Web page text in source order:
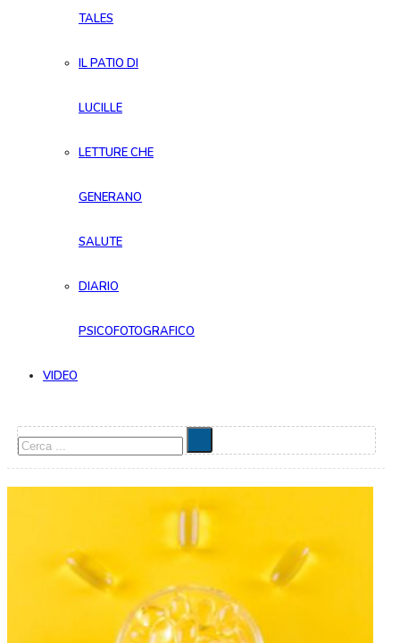
TALES
IL PATIO DI
LUCILLE
LETTURE CHE
GENERANO
SALUTE
DIARIO
PSICOFOTOGRAFICO
VIDEO
Cerca